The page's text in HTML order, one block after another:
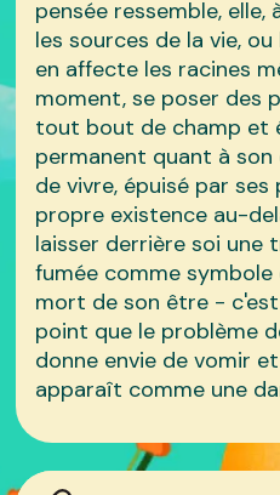
pensée ressemble,
les sources de la vie,
en affecte les racines
moment, se poser des
tout bout de champ et
permanent quant à
de vivre, épuisé par
propre existence au-
laisser derrière soi une
fumée comme
mort de son être -
point que le problème
donne envie de vomir
apparaît comme une